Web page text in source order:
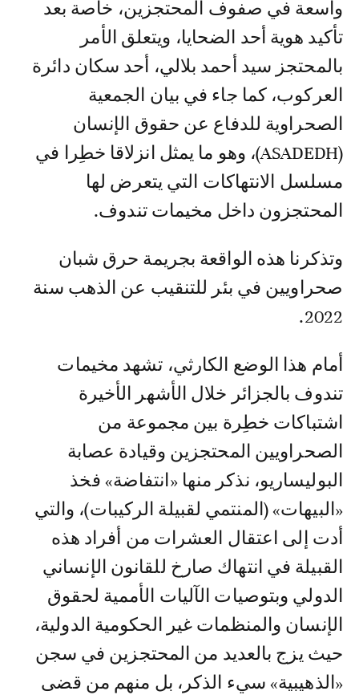
واسعة في صفوف المحتجزين، خاصة بعد
تأكيد هوية أحد الضحايا، ويتعلق الأمر
بالمحتجز سيد أحمد بلالي، أحد سكان دائرة
العركوب، كما جاء في بيان الجمعية
الصحراوية للدفاع عن حقوق الإنسان
(ASADEDH)، وهو ما يمثل انزلاقا خطِرا في
مسلسل الانتهاكات التي يتعرض لها
المحتجزون داخل مخيمات تندوف.
وتذكرنا هذه الواقعة بجريمة حرق شبان
صحراويين في بئر للتنقيب عن الذهب سنة
2022.
أمام هذا الوضع الكارثي، تشهد مخيمات
تندوف بالجزائر خلال الأشهر الأخيرة
اشتباكات خطِرة بين مجموعة من
الصحراويين المحتجزين وقيادة عصابة
البوليساريو، نذكر منها «انتفاضة» فخذ
«البيهات» (المنتمي لقبيلة الركيبات)، والتي
أدت إلى اعتقال العشرات من أفراد هذه
القبيلة في انتهاك صارخ للقانون الإنساني
الدولي وبتوصيات الآليات الأممية لحقوق
الإنسان والمنظمات غير الحكومية الدولية،
حيث يزج بالعديد من المحتجزين في سجن
«الذهيبية» سيء الذكر، بل منهم من قضى